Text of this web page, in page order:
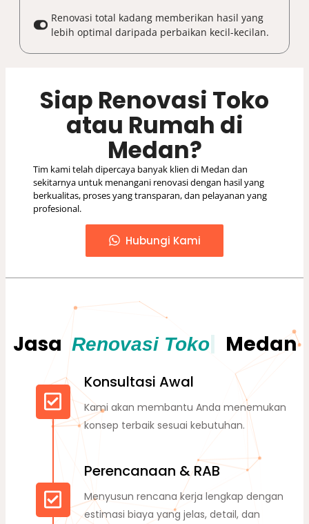
Renovasi total kadang memberikan hasil yang
lebih optimal daripada perbaikan kecil-kecilan.
Siap Renovasi Toko
atau Rumah di
Medan?
Tim kami telah dipercaya banyak klien di Medan dan
sekitarnya untuk menangani renovasi dengan hasil yang
berkualitas, proses yang transparan, dan pelayanan yang
profesional.
Hubungi Kami
Jasa | Medan
Konsultasi Awal
Kami akan membantu Anda menemukan
konsep terbaik sesuai kebutuhan.
Perencanaan & RAB
Menyusun rencana kerja lengkap dengan
estimasi biaya yang jelas, detail, dan